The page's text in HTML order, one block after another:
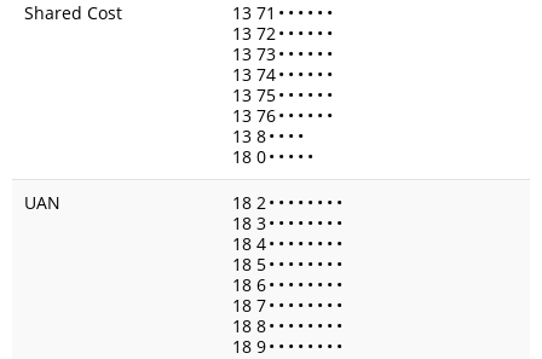
Shared Cost
13 71 • • • • • •
13 72• • • • • •
13 73• • • • • •
13 74• • • • • •
13 75• • • • • •
13 76• • • • • •
13 8• • • •
18 0• • • • •
UAN
18 2• • • • • • • •
18 3• • • • • • • •
18 4• • • • • • • •
18 5• • • • • • • •
18 6• • • • • • • •
18 7• • • • • • • •
18 8• • • • • • • •
18 9• • • • • • • •